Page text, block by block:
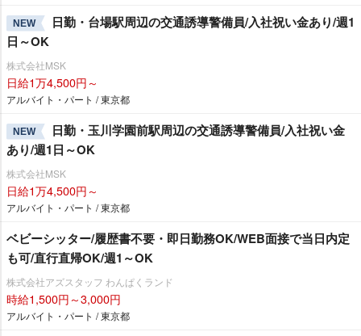
NEW
日勤・台場駅周辺の交通誘導警備員/入社祝い金あり/週1
日～OK
株式会社MSK
日給1万4,500円～
アルバイト・パート / 東京都
NEW
日勤・玉川学園前駅周辺の交通誘導警備員/入社祝い金
あり/週1日～OK
株式会社MSK
日給1万4,500円～
アルバイト・パート / 東京都
ベビーシッター/履歴書不要・即日勤務OK/WEB面接で当日内定
も可/直行直帰OK/週1～OK
株式会社アズスタッフ わんぱくランド
時給1,500円～3,000円
アルバイト・パート / 東京都